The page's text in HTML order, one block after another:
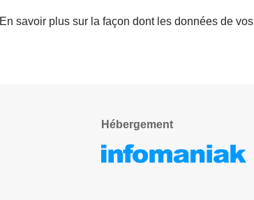
En savoir plus sur la façon dont les données de vos
Hébergement